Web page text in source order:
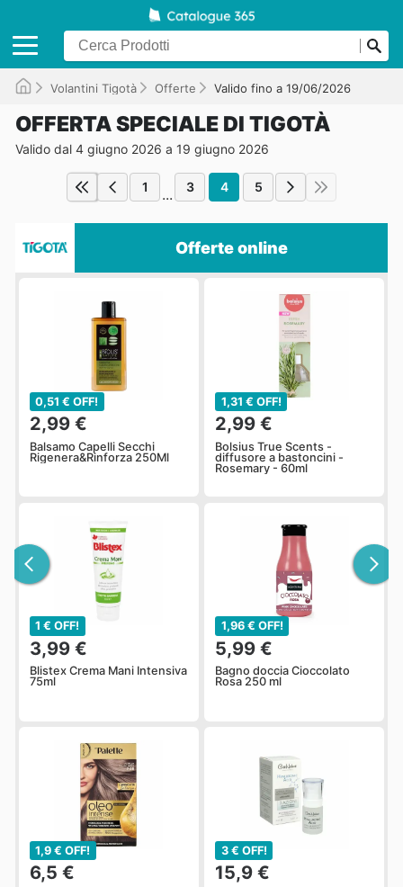
Volantini Tigotà Offerte Valido fino a 19/06/2026
OFFERTA SPECIALE DI TIGOTÀ
Valido dal 4 giugno 2026 a 19 giugno 2026
1 ... 3 4 5
Offerte online
0,51 € OFF!
2,99 €
Balsamo Capelli Secchi
Rigenera&Rinforza 250Ml
1,31 € OFF!
2,99 €
Bolsius True Scents -
diffusore a bastoncini -
Rosemary - 60ml
1 € OFF!
3,99 €
Blistex Crema Mani Intensiva
75ml
1,96 € OFF!
5,99 €
Bagno doccia Cioccolato
Rosa 250 ml
1,9 € OFF!
6,5 €
3 € OFF!
15,9 €